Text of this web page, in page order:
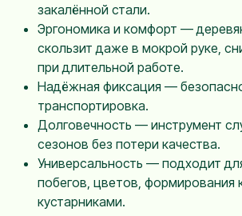
закалённой стали.
Эргономика и комфорт —
скользит даже в мокрой руке,
при длительной работе.
Надёжная фиксация —
транспортировка.
Долговечность — инструмент
сезонов без потери качества.
Универсальность — подходит
побегов, цветов, формирования
кустарниками.